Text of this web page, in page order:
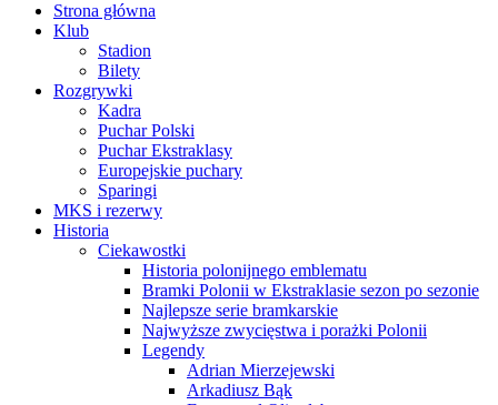
Strona główna
Klub
Stadion
Bilety
Rozgrywki
Kadra
Puchar Polski
Puchar Ekstraklasy
Europejskie puchary
Sparingi
MKS i rezerwy
Historia
Ciekawostki
Historia polonijnego emblematu
Bramki Polonii w Ekstraklasie sezon po sezonie
Najlepsze serie bramkarskie
Najwyższe zwycięstwa i porażki Polonii
Legendy
Adrian Mierzejewski
Arkadiusz Bąk